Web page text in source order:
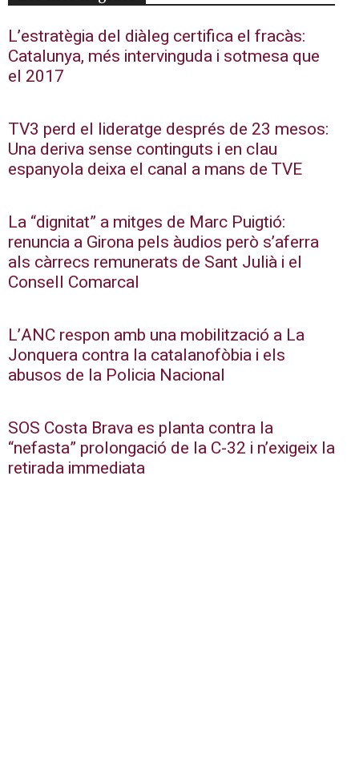
L’estratègia del diàleg certifica el fracàs:
Catalunya, més intervinguda i sotmesa que
el 2017
TV3 perd el lideratge després de 23 mesos:
Una deriva sense continguts i en clau
espanyola deixa el canal a mans de TVE
La “dignitat” a mitges de Marc Puigtió:
renuncia a Girona pels àudios però s’aferra
als càrrecs remunerats de Sant Julià i el
Consell Comarcal
L’ANC respon amb una mobilització a La
Jonquera contra la catalanofòbia i els
abusos de la Policia Nacional
SOS Costa Brava es planta contra la
“nefasta” prolongació de la C-32 i n’exigeix la
retirada immediata